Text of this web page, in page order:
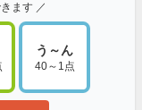
ます ／
う～ん
40～1点